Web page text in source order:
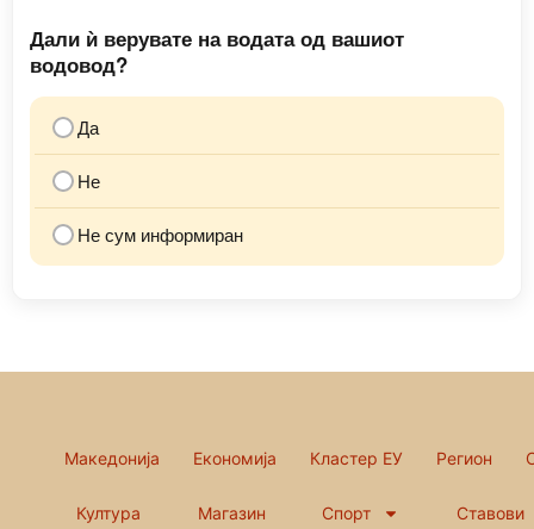
Дали ѝ верувате на водата од вашиот
водовод?
Да
Не
Не сум информиран
Македонија Економија Кластер ЕУ Регион
Култура Магазин Спорт Ставови